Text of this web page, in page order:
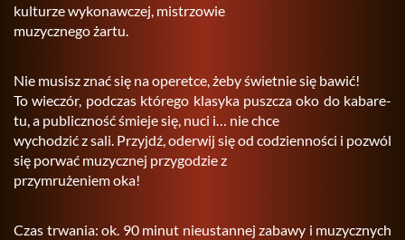
kul­tu­rze wy­ko­naw­czej, mi­strzo­wie
mu­zycz­ne­go żartu.
Nie mu­sisz znać się na ope­ret­ce, żeby świet­nie się bawić!
To wie­czór, pod­czas któ­re­go kla­sy­ka pusz­cza oko do ka­ba­re­
tu, a pu­blicz­ność śmie­je się, nuci i… nie chce
wy­cho­dzić z sali. Przyjdź, ode­rwij się od co­dzien­no­ści i po­zwól
się po­rwać mu­zycz­nej przy­go­dzie z
przy­mru­że­niem oka!
Czas trwa­nia: ok. 90 minut nie­ustan­nej za­ba­wy i mu­zycz­nych